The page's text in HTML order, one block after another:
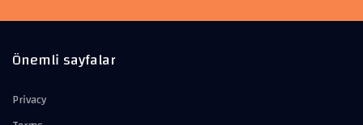
Önemli sayfalar
Privacy